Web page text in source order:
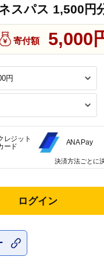
スパス 1,500円
寄付額 5,000
ログイン
レジット
ード
ANA Pay
決済方法ごとに